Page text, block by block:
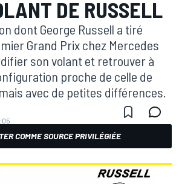
DE RUSSELL
dont George Russell a tiré
Grand Prix chez Mercedes
son volant et retrouver à
proche de celle de
avec de petites différences.
COMME SOURCE PRIVILÉGIÉE